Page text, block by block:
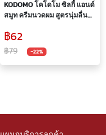
KODOMO โคโดโม ซิลกี้ แอนด์
สมูท ครีมนวดผม สูตรนุ่มลื่น
฿62
฿79 -22%